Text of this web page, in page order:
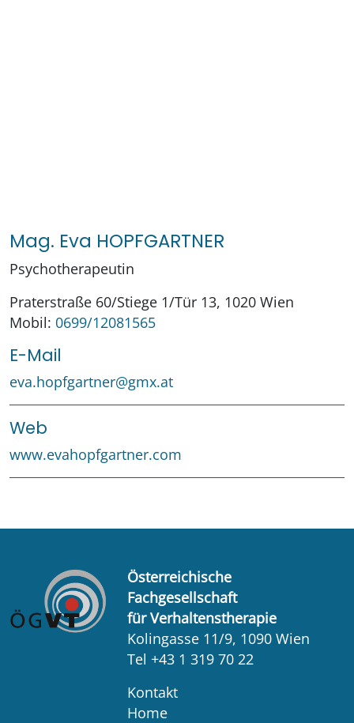
Mag. Eva HOPFGARTNER
Psychotherapeutin
Praterstraße 60/Stiege 1/Tür 13, 1020 Wien
Mobil: 0699/12081565
E-Mail
eva.hopfgartner@gmx.at
Web
www.evahopfgartner.com
Österreichische
Fachgesellschaft
für Verhaltenstherapie
Kolingasse 11/9, 1090 Wien
Tel +43 1 319 70 22
Kontakt
Home